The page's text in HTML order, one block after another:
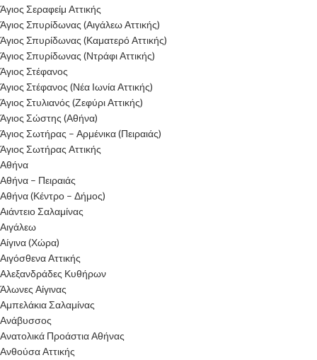
Άγιος Σεραφείμ Αττικής
Άγιος Σπυρίδωνας (Αιγάλεω Αττικής)
Άγιος Σπυρίδωνας (Καματερό Αττικής)
Άγιος Σπυρίδωνας (Ντράφι Αττικής)
Άγιος Στέφανος
Άγιος Στέφανος (Νέα Ιωνία Αττικής)
Άγιος Στυλιανός (Ζεφύρι Αττικής)
Άγιος Σώστης (Αθήνα)
Άγιος Σωτήρας – Αρμένικα (Πειραιάς)
Άγιος Σωτήρας Αττικής
Αθήνα
Αθήνα – Πειραιάς
Αθήνα (Κέντρο – Δήμος)
Αιάντειο Σαλαμίνας
Αιγάλεω
Αίγινα (Χώρα)
Αιγόσθενα Αττικής
Αλεξανδράδες Κυθήρων
Άλωνες Αίγινας
Αμπελάκια Σαλαμίνας
Ανάβυσσος
Ανατολικά Προάστια Αθήνας
Ανθούσα Αττικής